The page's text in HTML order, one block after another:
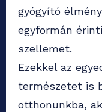
gyógyító
egyformán
szellemet.
Ezekkel az
természetet is
otthonunkba,